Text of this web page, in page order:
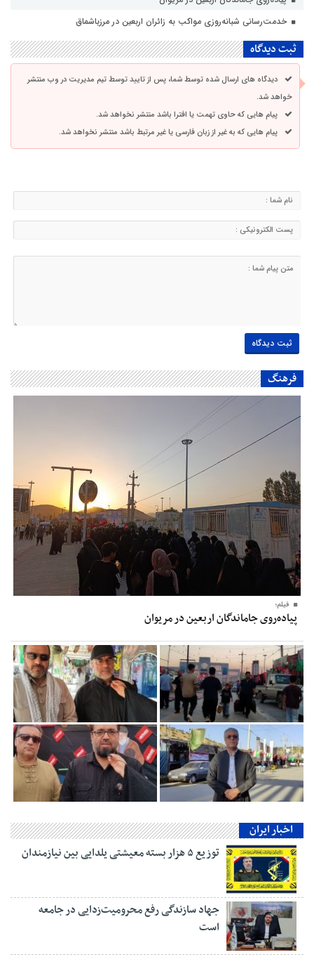
خدمت‌رسانی شبانه‌روزی مواکب به زائران اربعین در مرزباشماق
ثبت دیدگاه
دیدگاه های ارسال شده توسط شما، پس از تایید توسط تیم مدیریت در وب منتشر
خواهد شد.
پیام هایی که حاوی تهمت یا افترا باشد منتشر نخواهد شد.
پیام هایی که به غیر از زبان فارسی یا غیر مرتبط باشد منتشر نخواهد شد.
فرهنگ
فیلم؛
پیاده‌روی جاماندگان اربعین در مریوان
اخبار ایران
توزیع ۵ هزار بسته معیشتی یلدایی بین نیازمندان
جهاد سازندگی رفع محرومیت‌زدایی در جامعه
است